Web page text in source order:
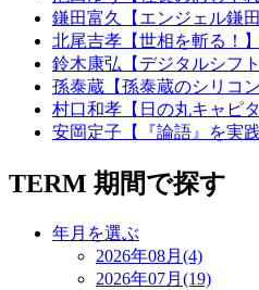
鎌田富久【エンジェル鎌田
北尾吉孝【世相を斬る！】
鈴木康弘【デジタルシフ
孫泰蔵【孫泰蔵のシリコ
村口和孝【日の丸キャピ
安岡定子【『論語』を実
TERM 期間で探す
年月を選ぶ
2026年08月(4)
2026年07月(19)